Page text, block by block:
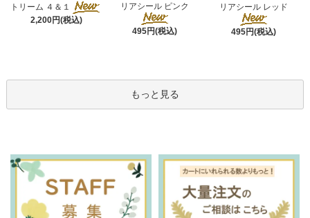
トリーム ４＆１
2,200円(税込)
リアシール ピンク
495円(税込)
リアシール レッド
495円(税込)
もっと見る